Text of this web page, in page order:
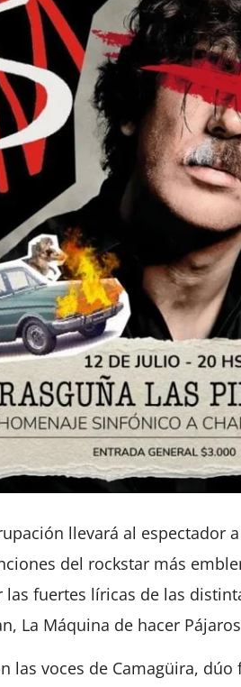
llevará al espectador
del rockstar más
fuertes líricas de las
La Máquina de hacer
las voces de Camagüira,